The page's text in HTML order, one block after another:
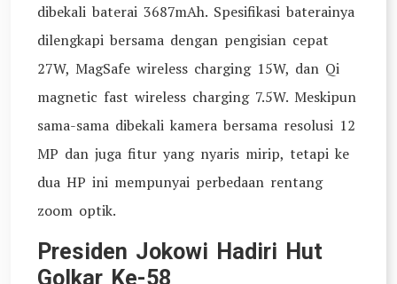
dibekali baterai 3687mAh. Spesifikasi baterainya
dilengkapi bersama dengan pengisian cepat
27W, MagSafe wireless charging 15W, dan Qi
magnetic fast wireless charging 7.5W. Meskipun
sama-sama dibekali kamera bersama resolusi 12
MP dan juga fitur yang nyaris mirip, tetapi ke
dua HP ini mempunyai perbedaan rentang
zoom optik.
Presiden Jokowi Hadiri Hut
Golkar Ke-58